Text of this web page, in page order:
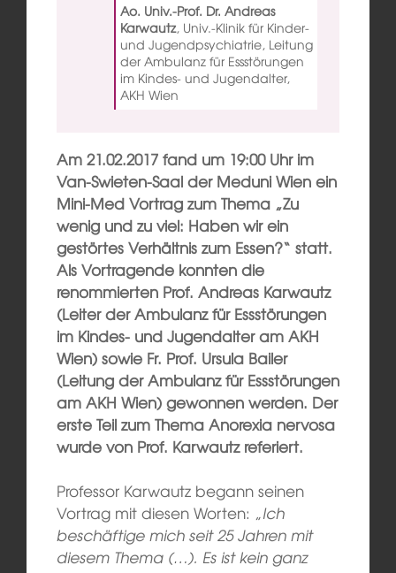
Ao. Univ.-Prof. Dr. Andreas
Karwautz, Univ.-Klinik für Kinder-
und Jugendpsychiatrie, Leitung
der Ambulanz für Essstörungen
im Kindes- und Jugendalter,
AKH Wien
Am 21.02.2017 fand um 19:00 Uhr im
Van-Swieten-Saal der Meduni Wien ein
Mini-Med Vortrag zum Thema „Zu
wenig und zu viel: Haben wir ein
gestörtes Verhältnis zum Essen?“ statt.
Als Vortragende konnten die
renommierten Prof. Andreas Karwautz
(Leiter der Ambulanz für Essstörungen
im Kindes- und Jugendalter am AKH
Wien) sowie Fr. Prof. Ursula Bailer
(Leitung der Ambulanz für Essstörungen
am AKH Wien) gewonnen werden. Der
erste Teil zum Thema Anorexia nervosa
wurde von Prof. Karwautz referiert.
Professor Karwautz begann seinen
Vortrag mit diesen Worten: „Ich
beschäftige mich seit 25 Jahren mit
diesem Thema (…). Es ist kein ganz